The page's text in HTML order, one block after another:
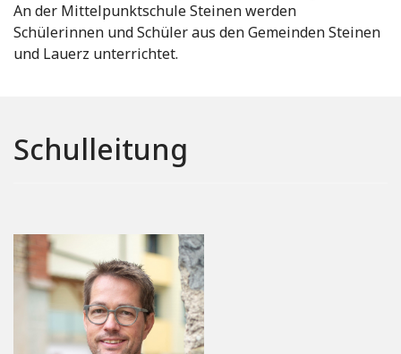
An der Mittelpunktschule Steinen werden
Schülerinnen und Schüler aus den Gemeinden Steinen
und Lauerz unterrichtet.
Schulleitung